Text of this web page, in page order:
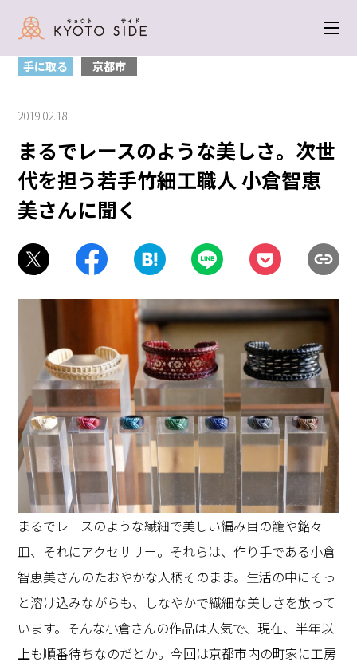
細工職人 小倉智恵美さんに聞く
手に取る 京都市
2019.02.18
まるでレースのような美しさ。次世
代を担う若手竹細工職人 小倉智恵
美さんに聞く
まるでレースのような繊細で美しい編み目の籠や銘々
皿、それにアクセサリー。それらは、作り手である小倉
智恵美さんのたおやかな人柄そのまま。生活の中にそっ
と溶け込みながらも、しなやかで繊細な美しさを放って
います。そんな小倉さんの作品は人気で、現在、半年以
上も順番待ちなのだとか。今回は京都市内の町家に工房